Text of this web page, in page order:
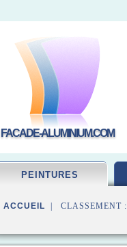
FACADE-ALUMINIUM.COM
PEINTURES
ACCUEIL | CLASSEMENT :